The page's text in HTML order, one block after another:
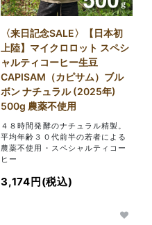
〈来日記念SALE〉【日本初
上陸】マイクロロット スペシ
ャルティコーヒー生豆
CAPISAM（カピサム）ブル
ボン ナチュラル (2025年)
500g 農薬不使用
４８時間発酵のナチュラル精製。
平均年齢３０代前半の若者による
農薬不使用・スペシャルティコー
ヒー
3,174円(税込)